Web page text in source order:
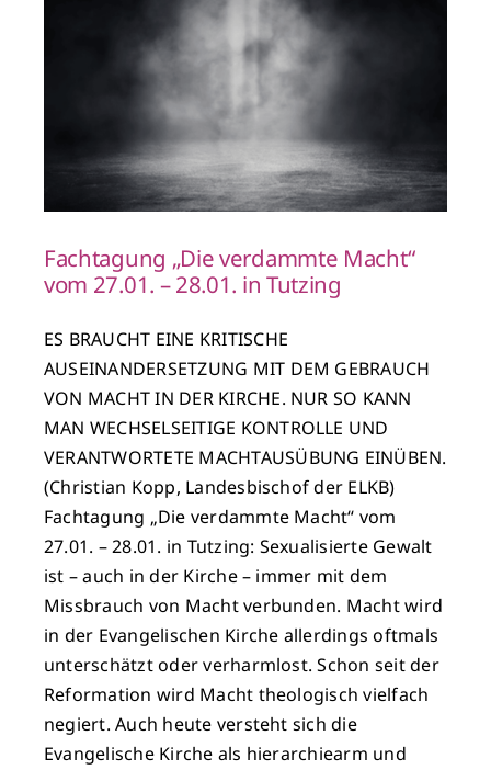
Fachtagung „Die verdammte Macht“
vom 27.01. – 28.01. in Tutzing
ES BRAUCHT EINE KRITISCHE
AUSEINANDERSETZUNG MIT DEM GEBRAUCH
VON MACHT IN DER KIRCHE. NUR SO KANN
MAN WECHSELSEITIGE KONTROLLE UND
VERANTWORTETE MACHTAUSÜBUNG EINÜBEN.
(Christian Kopp, Landesbischof der ELKB)
Fachtagung „Die verdammte Macht“ vom
27.01. – 28.01. in Tutzing: Sexualisierte Gewalt
ist – auch in der Kirche – immer mit dem
Missbrauch von Macht verbunden. Macht wird
in der Evangelischen Kirche allerdings oftmals
unterschätzt oder verharmlost. Schon seit der
Reformation wird Macht theologisch vielfach
negiert. Auch heute versteht sich die
Evangelische Kirche als hierarchiearm und